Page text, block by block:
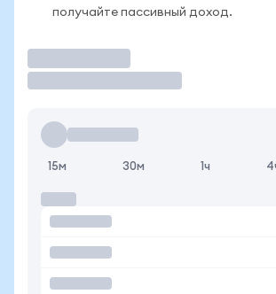
получайте пассивный доход.
15м 30м 1ч